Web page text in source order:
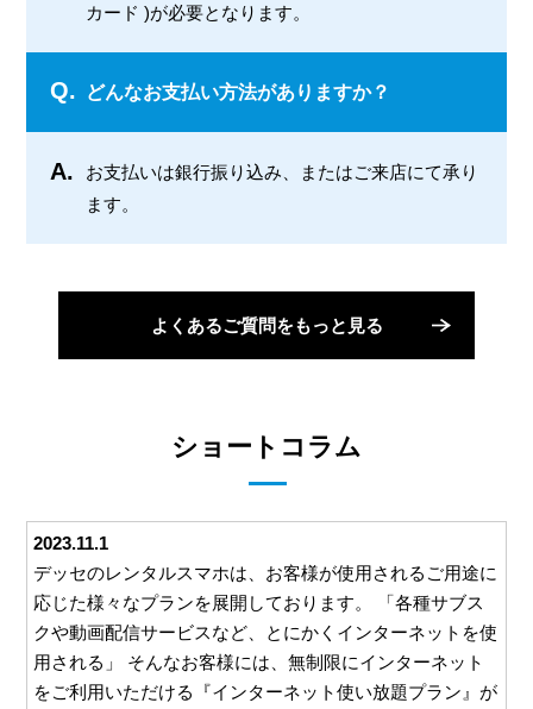
カード )が必要となります。
Q. どんなお支払い方法がありますか？
A.
お支払いは銀行振り込み、またはご来店にて承り
ます。
よくあるご質問をもっと見る
ショートコラム
2023.11.1
デッセのレンタルスマホは、お客様が使用されるご用途に
応じた様々なプランを展開しております。 「各種サブス
クや動画配信サービスなど、とにかくインターネットを使
用される」 そんなお客様には、無制限にインターネット
をご利用いただける『インターネット使い放題プラン』が